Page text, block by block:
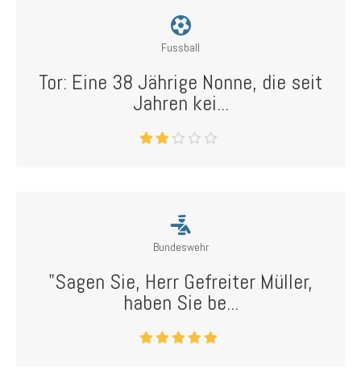
Fussball
Tor: Eine 38 Jährige Nonne, die seit
Jahren kei...
Bundeswehr
"Sagen Sie, Herr Gefreiter Müller,
haben Sie be...